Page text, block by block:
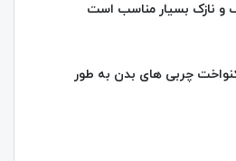
و نازک بسیار مناسب است
چربی های بدن به طور